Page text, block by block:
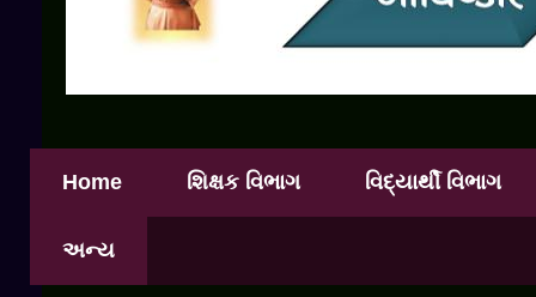
Home શિક્ષક વિભાગ વિદ્યાર્થી વિભાગ
અન્ય